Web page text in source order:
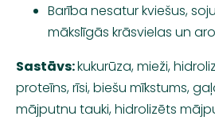
Barība nesatur kviešus,
mākslīgās krāsvielas un
Sastāvs:kukurūza, mieži,
proteīns, rīsi, biešu mīkstums,
mājputnu tauki, hidrolizēts